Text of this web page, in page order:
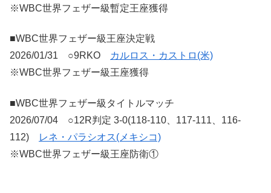
※WBC世界フェザー級暫定王座獲得
■WBC世界フェザー級王座決定戦
2026/01/31 ○9RKO
カルロス・カストロ(米)
※WBC世界フェザー級王座獲得
■WBC世界フェザー級タイトルマッチ
2026/07/04 ○12R判定 3-0(118-110、117-111、116-
112)
レネ・パラシオス(メキシコ)
※WBC世界フェザー級王座防衛①